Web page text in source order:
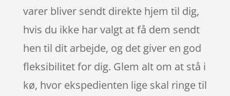
varer bliver sendt direkte hjem til dig,
hvis du ikke har valgt at få dem sendt
hen til dit arbejde, og det giver en god
fleksibilitet for dig. Glem alt om at stå i
kø, hvor ekspedienten lige skal ringe til